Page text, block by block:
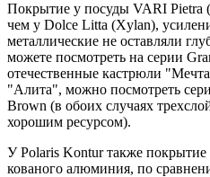
Покрытие у посуды VARI Pietra
чем у Dolce Litta (Xylan),
металлические не оставляли
можете посмотреть на серии
отечественные кастрюли
"Алита", можно посмотреть
Brown (в обоих случаях
хорошим ресурсом).
У Polaris Kontur также
кованого алюминия, по